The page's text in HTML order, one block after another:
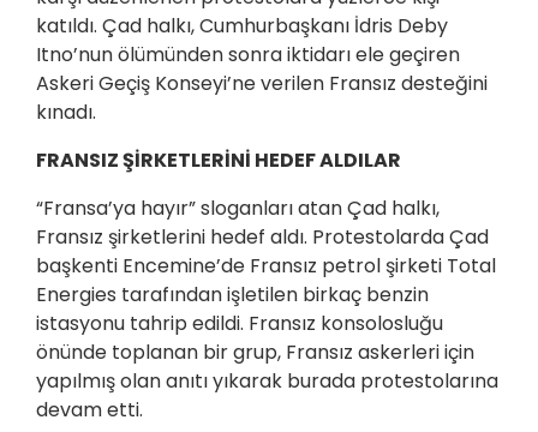
katıldı. Çad halkı, Cumhurbaşkanı İdris Deby
Itno’nun ölümünden sonra iktidarı ele geçiren
Askeri Geçiş Konseyi’ne verilen Fransız desteğini
kınadı.
FRANSIZ ŞİRKETLERİNİ HEDEF ALDILAR
“Fransa’ya hayır” sloganları atan Çad halkı,
Fransız şirketlerini hedef aldı. Protestolarda Çad
başkenti Encemine’de Fransız petrol şirketi Total
Energies tarafından işletilen birkaç benzin
istasyonu tahrip edildi. Fransız konsolosluğu
önünde toplanan bir grup, Fransız askerleri için
yapılmış olan anıtı yıkarak burada protestolarına
devam etti.